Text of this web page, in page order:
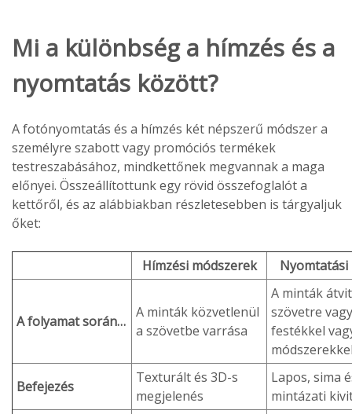
Mi a különbség a hímzés és a
nyomtatás között?
A fotónyomtatás és a hímzés két népszerű módszer a
személyre szabott vagy promóciós termékek
testreszabásához, mindkettőnek megvannak a maga
előnyei. Összeállítottunk egy rövid összefoglalót a
kettőről, és az alábbiakban részletesebben is tárgyaljuk
őket:
Hímzési módszerek Nyomtatási
A folyamat során…
A minták közvetlenül
a szövetbe varrása
A minták
szövetre
festékkel
Befejezés
Texturált és 3D-s
megjelenés
Lapos, sima
mintázati